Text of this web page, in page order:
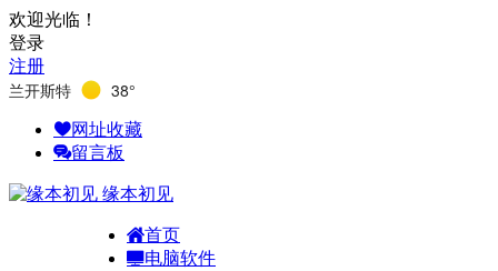
欢迎光临！
登录
注册
兰开斯特 38°
网址收藏
留言板
缘本初见
首页
电脑软件